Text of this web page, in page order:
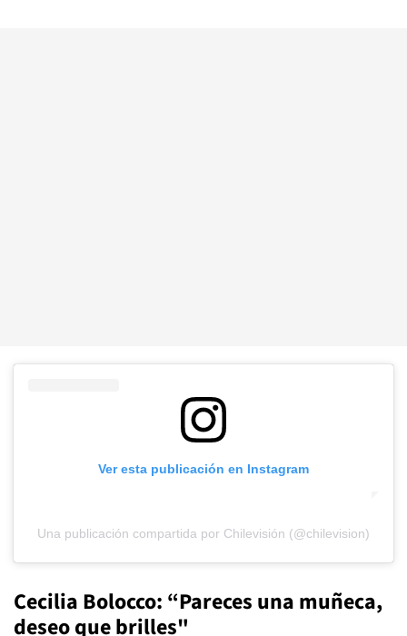
Ver esta publicación en Instagram
Una publicación compartida por Chilevisión (@chilevision)
Cecilia Bolocco: “Pareces una muñeca,
deseo que brilles"